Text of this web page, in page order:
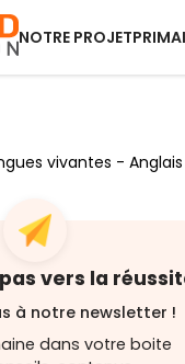
NOTRE PROJET
vivantes - Anglais
vers la
à notre newsletter !
dans votre boite